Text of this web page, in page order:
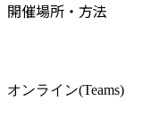
開催場所・方法
オンライン(Teams)